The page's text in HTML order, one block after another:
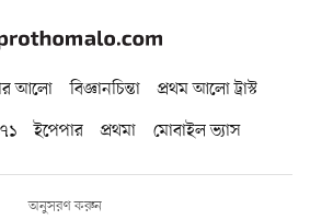
আলো বিজ্ঞানচিন্তা
প্রথম আলো ট্রাস্ট
ইপেপার প্রথমা মোবাইল ভ্যাস
অনুসরণ করুন